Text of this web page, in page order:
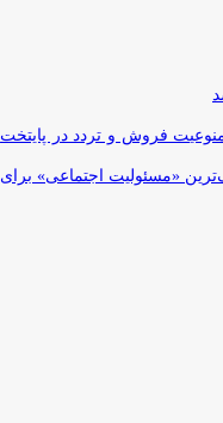
فروش و تردد در پایتخت
«مسئولیت اجتماعی» برای